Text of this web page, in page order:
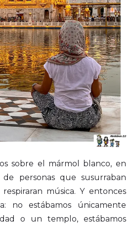
sobre el mármol blanco, en
de personas que susurraban
música. Y entonces
no estábamos únicamente
o un templo, estábamos